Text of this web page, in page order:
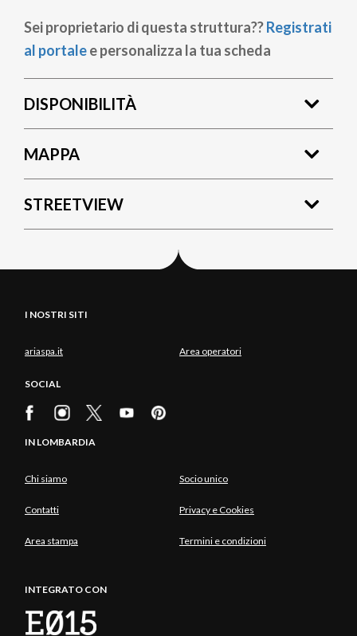
Sei proprietario di questa struttura??Registrati
al portalee personalizza la tua scheda
DISPONIBILITÀ
MAPPA
STREETVIEW
I NOSTRI SITI
ariaspa.it Area operatori
SOCIAL
IN LOMBARDIA
Chi siamo Socio unico
Contatti Privacy e Cookies
Area stampa Termini e condizioni
INTEGRATO CON